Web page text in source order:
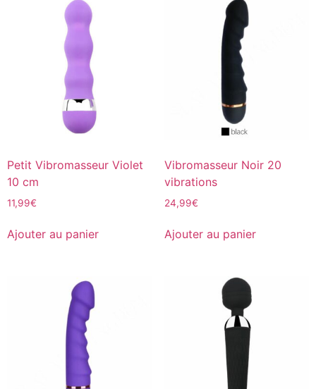
Petit Vibromasseur Violet
10 cm
11,99€
Ajouter au panier
Vibromasseur Noir 20
vibrations
24,99€
Ajouter au panier